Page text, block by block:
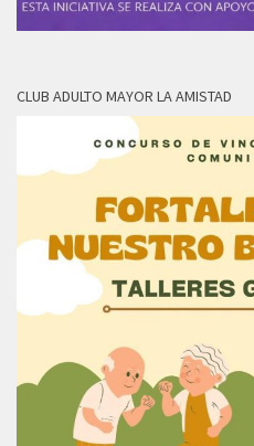
CLUB ADULTO MAYOR LA AMISTAD